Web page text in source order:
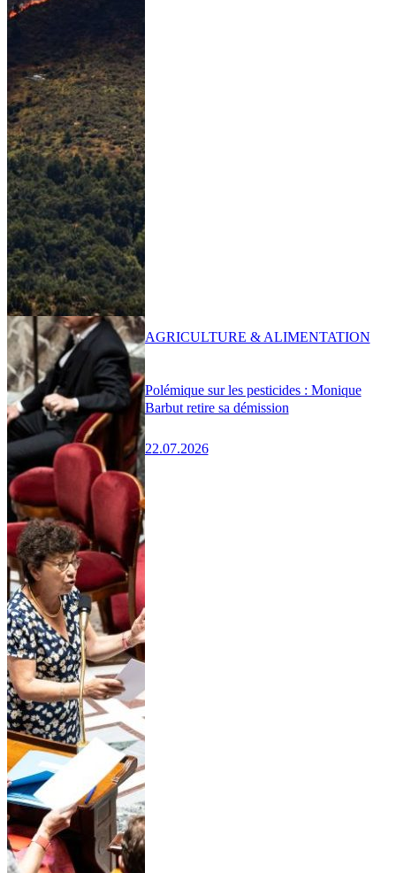
Polémique sur les pesticides : Monique
Barbut retire sa démission
22.07.2026
AGRICULTURE & ALIMENTATION